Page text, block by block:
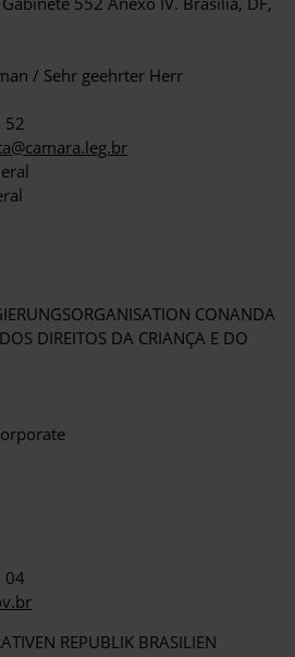
/ Sehr geehrter Herr
52
CONANDA
DIREITOS DA CRIANÇA E DO
04
REPUBLIK BRASILIEN